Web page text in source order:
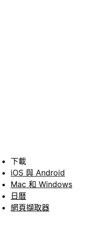
下載
iOS 與 Android
Mac 和 Windows
日曆
網頁擷取器